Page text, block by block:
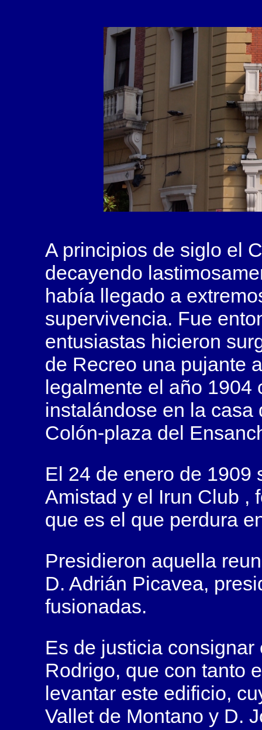
A principios de siglo el
decayendo
había llegado a
supervivencia. Fue
entusiastas hicieron
de Recreo una pujante
legalmente el año 1904
instalándose en la
Colón-plaza del
El 24 de enero de 1909
Amistad y el Irun Club ,
que es el que perdura
Presidieron aquella
D. Adrián Picavea,
fusionadas.
Es de justicia
Rodrigo, que con tanto
levantar este edificio,
Vallet de Montano y D.